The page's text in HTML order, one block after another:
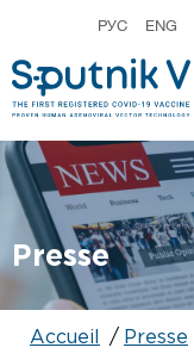
РУС ENG
Presse
Accueil Presse